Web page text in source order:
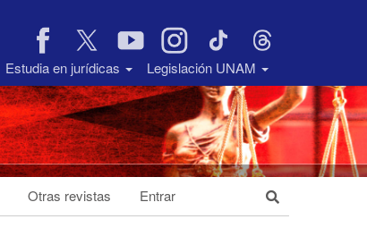
Estudia en jurídicas Legislación UNAM
Otras revistas Entrar